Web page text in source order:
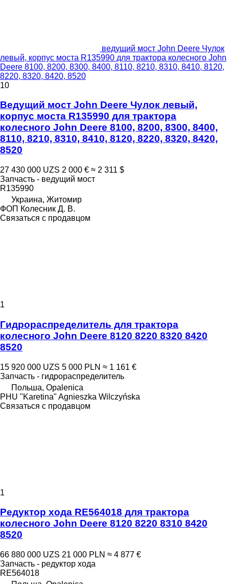
ведущий мост John Deere Чулок
левый, корпус моста R135990 для трактора колесного John
Deere 8100, 8200, 8300, 8400, 8110, 8210, 8310, 8410, 8120,
8220, 8320, 8420, 8520
10
Ведущий мост John Deere Чулок левый,
корпус моста R135990 для трактора
колесного John Deere 8100, 8200, 8300, 8400,
8110, 8210, 8310, 8410, 8120, 8220, 8320, 8420,
8520
27 430 000 UZS 2 000 € ≈ 2 311 $
Запчасть - ведущий мост
R135990
Украина, Житомир
ФОП Колесник Д. В.
Связаться с продавцом
1
Гидрораспределитель для трактора
колесного John Deere 8120 8220 8320 8420
8520
15 920 000 UZS 5 000 PLN ≈ 1 161 €
Запчасть - гидрораспределитель
Польша, Opalenica
PHU "Karetina" Agnieszka Wilczyńska
Связаться с продавцом
1
Редуктор хода RE564018 для трактора
колесного John Deere 8120 8220 8310 8420
8520
66 880 000 UZS 21 000 PLN ≈ 4 877 €
Запчасть - редуктор хода
RE564018